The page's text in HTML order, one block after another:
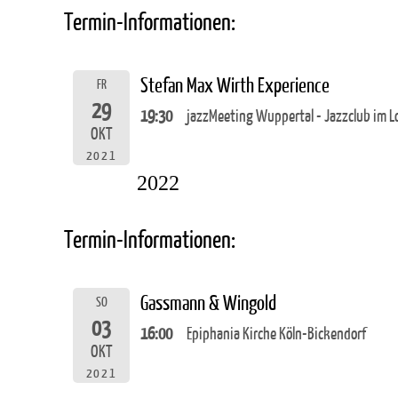
Termin-Informationen:
FR
29
OKT
2021
Stefan Max Wirth Experience
19:30 jazzMeeting Wuppertal - Jazzclub im
2022
Termin-Informationen:
SO
03
OKT
2021
Gassmann & Wingold
16:00 Epiphania Kirche Köln-Bickendorf